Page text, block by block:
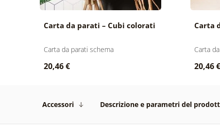
Carta da parati – Cubi colorati
Carta da parati schema
20,46 €
Carta
Carta
20,46 €
Accessori Descrizione e parametri del